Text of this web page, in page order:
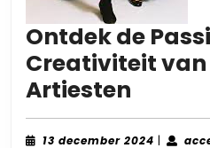
Ontdek de
Creativiteit van
Artiesten
de
13 december 2024 13|